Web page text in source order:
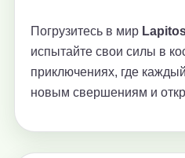
Погрузитесь в мир
испытайте свои силы в
приключениях, где
новым свершениям и